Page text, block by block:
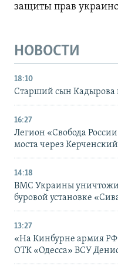
защиты прав
НОВОСТИ
18:10
Старший сын Кадырова
16:27
Легион «Свобода
моста через
14:18
ВМС Украины
буровой установке
13:27
«На Кинбурне армия РФ
ОТК «Одесса» ВСУ